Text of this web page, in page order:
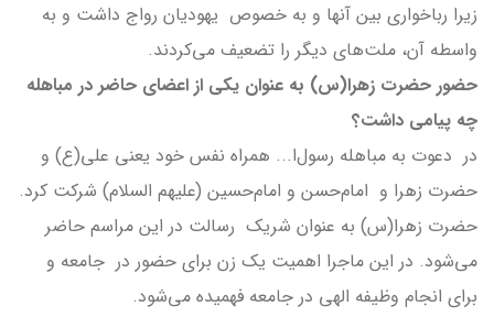
زیرا رباخواری بین آنها و به خصوص یهودیان رواج داشت و به
واسطه آن، ملت‌های دیگر را تضعیف می‌کردند.
حضور حضرت زهرا(س) به عنوان یکی از اعضای حاضر در مباهله
چه پیامی داشت؟
در دعوت به مباهله رسول‌ا... همراه نفس خود یعنی علی(ع) و
حضرت زهرا و امام‌حسن و امام‌حسین (علیهم السلام) شرکت کرد.
حضرت زهرا(س) به عنوان شریک رسالت در این مراسم حاضر
می‌شود. در این ماجرا اهمیت یک زن برای حضور در جامعه و
برای انجام وظیفه الهی در جامعه فهمیده می‌شود.